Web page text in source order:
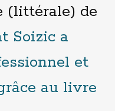
(littérale) de
Soizic a
et
au livre